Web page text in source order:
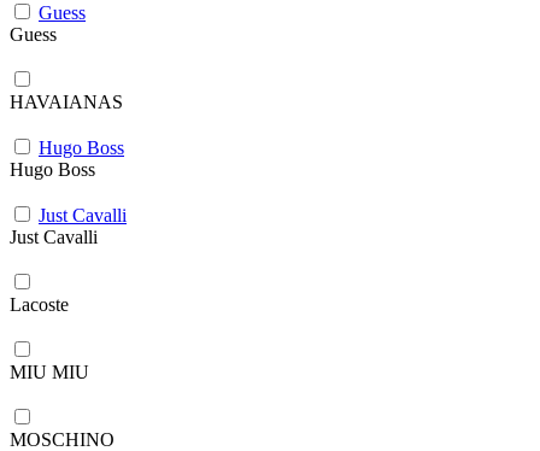
Guess
Guess
HAVAIANAS
Hugo Boss
Hugo Boss
Just Cavalli
Just Cavalli
Lacoste
MIU MIU
MOSCHINO